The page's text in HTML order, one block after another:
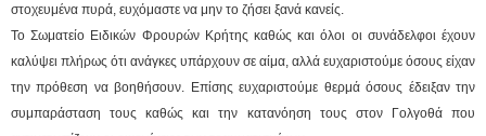
στοχευμένα πυρά, ευχόμαστε να μην το ζήσει ξανά κανείς.
Το Σωματείο Ειδικών Φρουρών Κρήτης καθώς και όλοι οι συνάδελφοι έχουν
καλύψει πλήρως ότι ανάγκες υπάρχουν σε αίμα, αλλά ευχαριστούμε όσους είχαν
την πρόθεση να βοηθήσουν. Επίσης ευχαριστούμε θερμά όσους έδειξαν την
συμπαράσταση τους καθώς και την κατανόηση τους στον Γολγοθά που